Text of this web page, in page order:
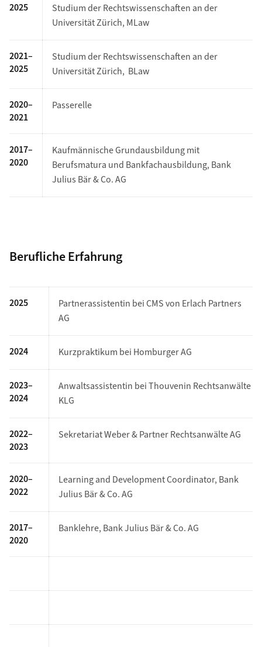
2025
Studium der Rechtswissenschaften an der
Universität Zürich, MLaw
2021–
2025
Studium der Rechtswissenschaften an der
Universität Zürich, BLaw
2020–
2021
Passerelle
2017–
2020
Kaufmännische Grundausbildung mit
Berufsmatura und Bankfachausbildung, Bank
Julius Bär & Co. AG
Berufliche Erfahrung
2025
Partnerassistentin bei CMS von Erlach Partners
AG
2024 Kurzpraktikum bei Homburger AG
2023–
2024
Anwaltsassistentin bei Thouvenin Rechtsanwälte
KLG
2022–
2023
Sekretariat Weber & Partner Rechtsanwälte AG
2020–
2022
Learning and Development Coordinator, Bank
Julius Bär & Co. AG
2017–
2020
Banklehre, Bank Julius Bär & Co. AG